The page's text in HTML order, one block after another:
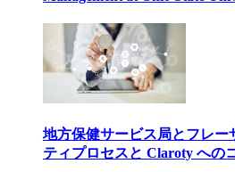
地方保健サービス局とフレ
ティプロセスと Claroty への